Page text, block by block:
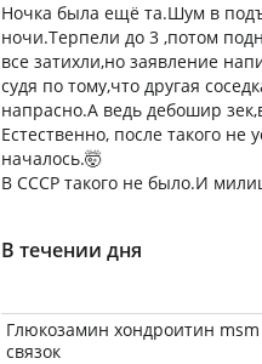
Ночка была ещё та.Шум в
ночи.Терпели до 3 ,потом
все затихли,но заявление
судя по тому,что другая
напрасно.А ведь дебошир
Естественно, после такого не
началось.🤯
В СССР такого не было.И
В течении дня
Глюкозамин хондроитин msm
связок